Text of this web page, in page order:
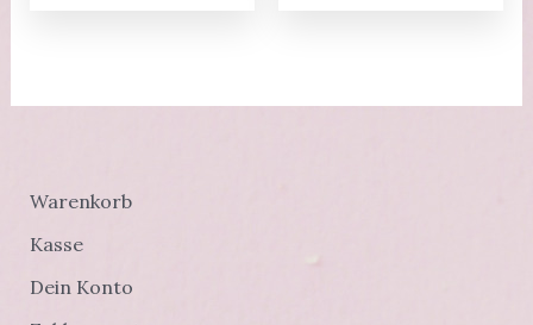
Warenkorb
Kasse
Dein Konto